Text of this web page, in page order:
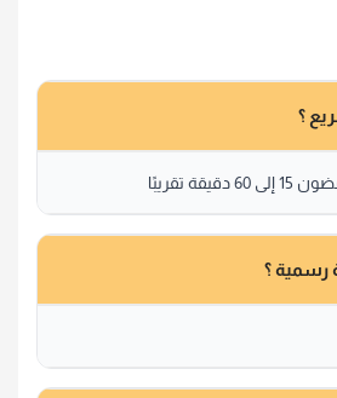
؟
تقريبًا
رسمية ؟